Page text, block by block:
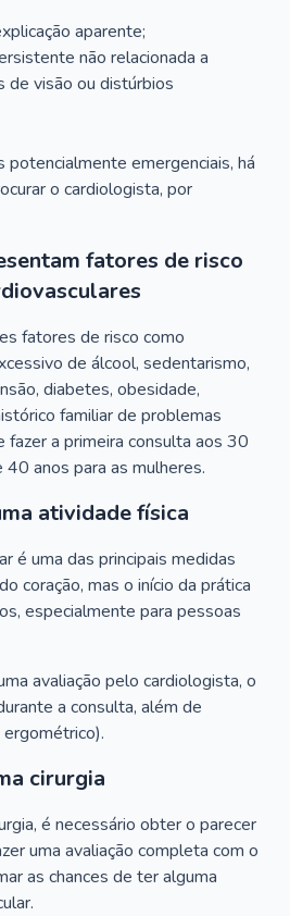
aparente;
não relacionada a
de visão ou distúrbios
emergenciais, há
o cardiologista, por
fatores de risco
fatores de risco como
de álcool, sedentarismo,
diabetes, obesidade,
familiar de problemas
fazer a primeira consulta aos 30
anos para as mulheres.
atividade física
é uma das principais medidas
coração, mas o início da prática
especialmente para pessoas
avaliação pelo cardiologista, o
a consulta, além de
cirurgia
é necessário obter o parecer
uma avaliação completa com o
as chances de ter alguma